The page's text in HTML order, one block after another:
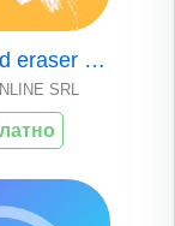
Background eraser - cute cut
SRL